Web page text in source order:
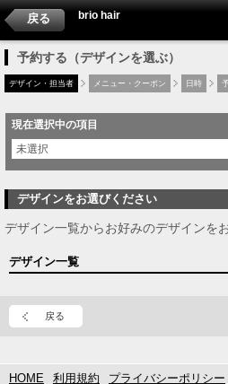
戻る brio hair
予約する（デザインを選ぶ）
デザイン・担当者 メニュー・クーポン 日時
現在選択中の項目
未選択
デザインをお選びください
デザイン一覧からお好みのデザインを
デザイン一覧
戻る
HOME 利用規約 プライバシーポリシー